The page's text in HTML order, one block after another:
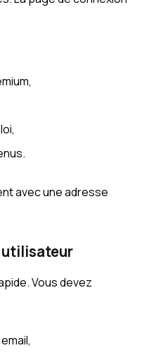
avec une adresse
utilisateur
Vous devez